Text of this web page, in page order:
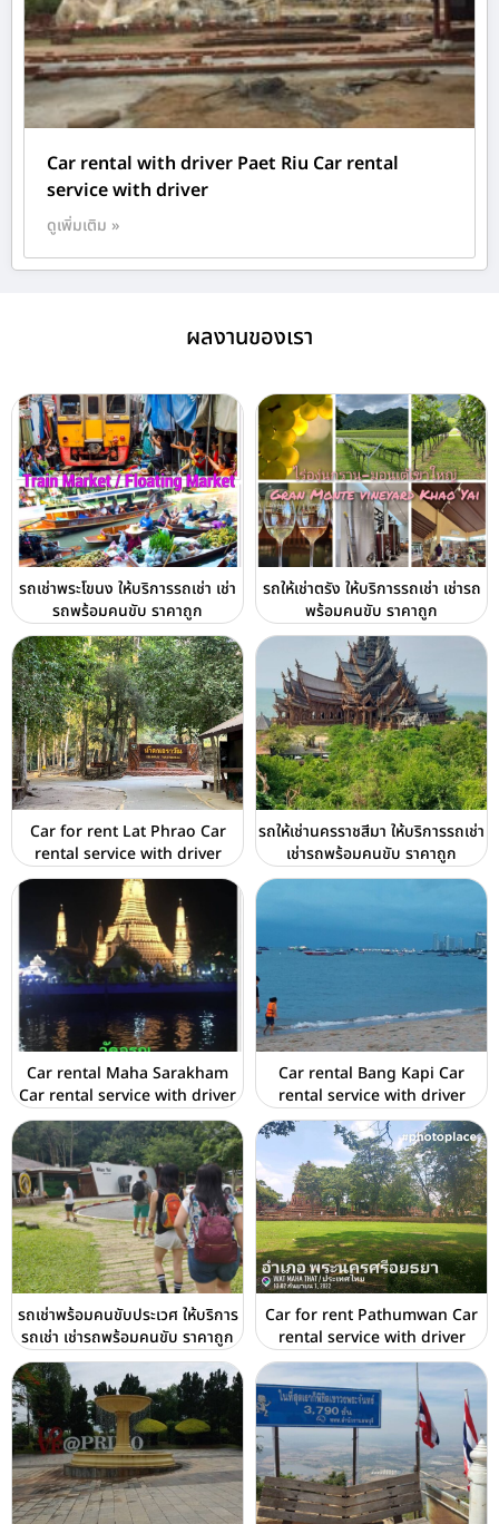
Car rental with driver Paet Riu Car rental
service with driver
ดูเพิ่มเติม »
ผลงานของเรา
รถเช่าพระโขนง ให้บริการรถเช่า เช่า
รถพร้อมคนขับ ราคาถูก
รถให้เช่าตรัง ให้บริการรถเช่า เช่ารถ
พร้อมคนขับ ราคาถูก
Car for rent Lat Phrao Car
rental service with driver
รถให้เช่านครราชสีมา ให้บริการรถเช่า
เช่ารถพร้อมคนขับ ราคาถูก
Car rental Maha Sarakham
Car rental service with driver
Car rental Bang Kapi Car
rental service with driver
รถเช่าพร้อมคนขับประเวศ ให้บริการ
รถเช่า เช่ารถพร้อมคนขับ ราคาถูก
Car for rent Pathumwan Car
rental service with driver